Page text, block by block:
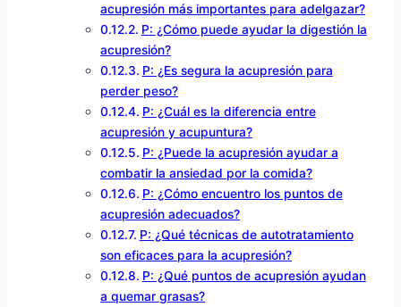
acupresión más importantes para adelgazar?
P: ¿Cómo puede ayudar la digestión la
acupresión?
P: ¿Es segura la acupresión para
perder peso?
P: ¿Cuál es la diferencia entre
acupresión y acupuntura?
P: ¿Puede la acupresión ayudar a
combatir la ansiedad por la comida?
P: ¿Cómo encuentro los puntos de
acupresión adecuados?
P: ¿Qué técnicas de autotratamiento
son eficaces para la acupresión?
P: ¿Qué puntos de acupresión ayudan
a quemar grasas?